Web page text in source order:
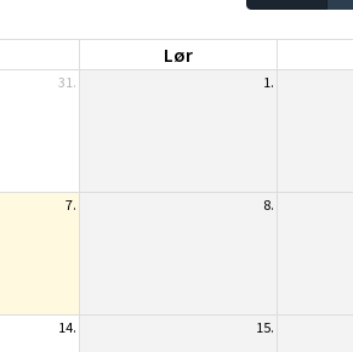
Lør
31. 1.
7. 8.
14. 15.